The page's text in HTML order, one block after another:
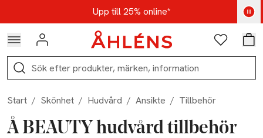
Hoppa till navigationsmenynUpp till 25% online*
Kod: AUG25 - Shoppa nu
Logga in Favoriter
Sök
Start / Skönhet / Hudvård / Ansikte / Tillbehör
Å BEAUTY hudvård tillbehör